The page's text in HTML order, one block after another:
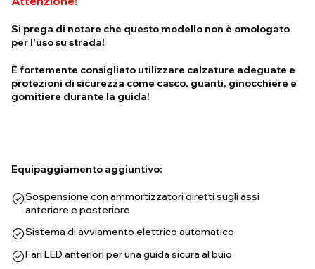
Si prega di notare che questo modello non è omologato
per l'uso su strada!
È fortemente consigliato utilizzare calzature adeguate e
protezioni di sicurezza come casco, guanti, ginocchiere e
gomitiere durante la guida!
Equipaggiamento aggiuntivo:
Sospensione con ammortizzatori diretti sugli assi
anteriore e posteriore
Sistema di avviamento elettrico automatico
Fari LED anteriori per una guida sicura al buio